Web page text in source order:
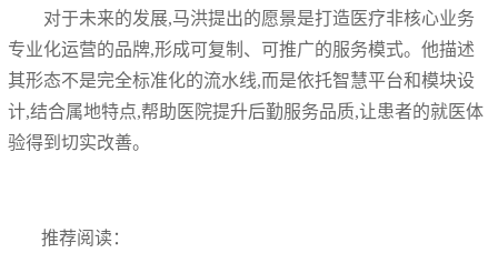
对于未来的发展,马洪提出的愿景是打造医疗非核心业务
专业化运营的品牌,形成可复制、可推广的服务模式。他描述
其形态不是完全标准化的流水线,而是依托智慧平台和模块设
计,结合属地特点,帮助医院提升后勤服务品质,让患者的就医体
验得到切实改善。
推荐阅读：